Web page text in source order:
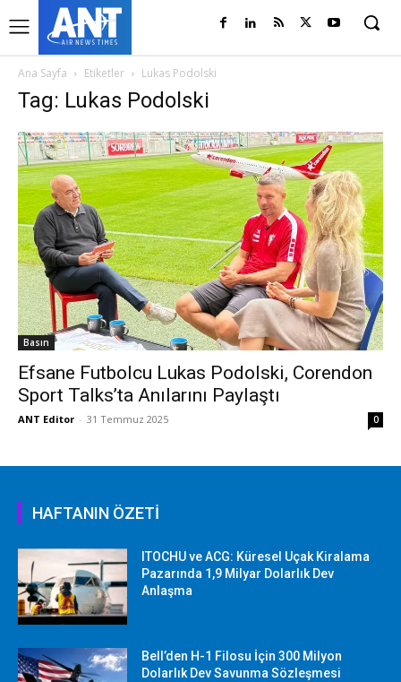
Ana Sayfa Etiketler Lukas Podolski
Tag: Lukas Podolski
Basın
Efsane Futbolcu Lukas Podolski, Corendon
Sport Talks’ta Anılarını Paylaştı
ANT Editor - 31 Temmuz 2025 0
HAFTANIN ÖZETİ
ITOCHU ve ACG: Küresel Uçak Kiralama
Pazarında 1,9 Milyar Dolarlık Dev
Anlaşma
Bell’den H-1 Filosu İçin 300 Milyon
Dolarlık Dev Savunma Sözleşmesi